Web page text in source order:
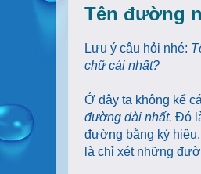
Tên đường
Lưu ý câu hỏi nhé:
chữ cái nhất?
Ở đây ta không kể
đường dài nhất. Đó
đường bằng ký
là chỉ xét những